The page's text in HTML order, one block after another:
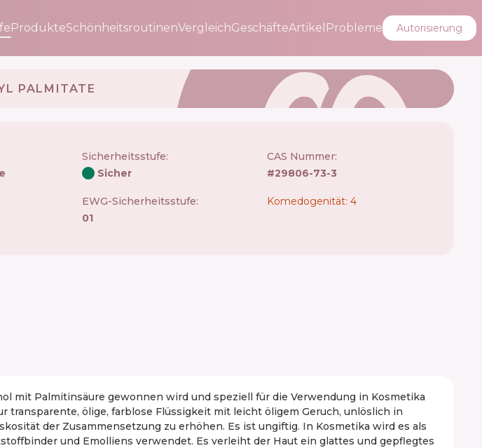
ProdukteSchönheitsroutinenVergleichGeschäfteArtikel Probleme Autorisierung
PALMITATE
Sicherheitsstufe:
Sicher
CAS Nummer:
#29806-73-3
EWG-Sicherheitsstufe:
01
Komedogenität: 4
mit Palmitinsäure gewonnen wird und speziell für die Verwendung in Kosmetika
transparente, ölige, farblose Flüssigkeit mit leicht öligem Geruch, unlöslich in
der Zusammensetzung zu erhöhen. Es ist ungiftig. In Kosmetika wird es als
und Emolliens verwendet. Es verleiht der Haut ein glattes und gepflegtes